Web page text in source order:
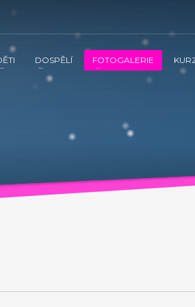
spolupráci s občanským sdružením
vztahů v rodině a prostřednictvím
inovativní metoda Snozelen v
Kamarád Nenuda realizují v letošním
rodinného zážitkového odpoledne až ke
aby mohli zrealizovat své
DOSPĚLÍ FOTOGALERIE